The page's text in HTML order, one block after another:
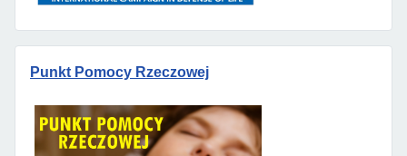
Punkt Pomocy Rzeczowej